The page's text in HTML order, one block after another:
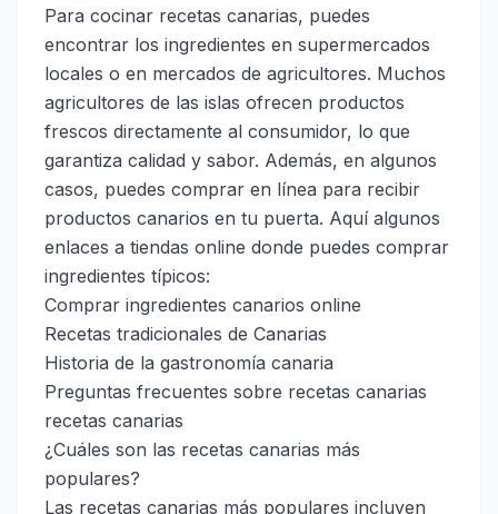
Para cocinar recetas canarias, puedes
encontrar los ingredientes en supermercados
locales o en mercados de agricultores. Muchos
agricultores de las islas ofrecen productos
frescos directamente al consumidor, lo que
garantiza calidad y sabor. Además, en algunos
casos, puedes comprar en línea para recibir
productos canarios en tu puerta. Aquí algunos
enlaces a tiendas online donde puedes comprar
ingredientes típicos:
Comprar ingredientes canarios online
Recetas tradicionales de Canarias
Historia de la gastronomía canaria
Preguntas frecuentes sobre recetas canarias
recetas canarias
¿Cuáles son las recetas canarias más
populares?
Las recetas canarias más populares incluyen